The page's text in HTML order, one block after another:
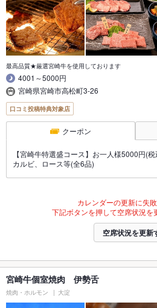
最高品質★厳選宮崎牛を使用しております
4001～5000円
宮崎県宮崎市高松町3-26
口コミ投稿特典対象店
クーポン
【宮崎牛特選盛コース】お一人様5000円(
カルビ、ロース等(全6品)
カレンダーの更新に失敗
下記ボタンを押して空席状況を
空席状況を更新
宮崎牛個室焼肉 伊勢舌
焼肉・ホルモン 大淀